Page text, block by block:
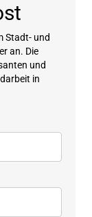
Stadt- und
an. Die
und
in